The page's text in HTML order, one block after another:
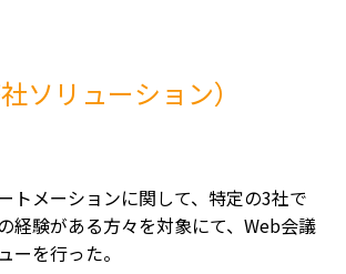
ソリューション）
トメーションに関して、特定の3社で
経験がある方々を対象にて、Web会議
ーを行った。